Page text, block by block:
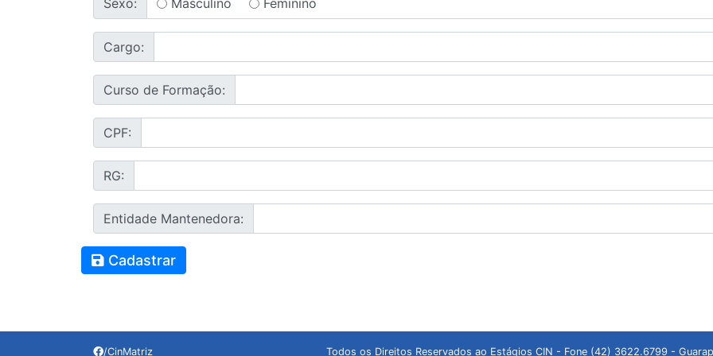
Sexo: Masculino Feminino
Cargo:
Curso de Formação:
CPF:
RG:
Entidade Mantenedora:
Cadastrar
/CinMatriz Todos os Direitos Reservados ao Estágios CIN - Fone (42) 3622.6799 -